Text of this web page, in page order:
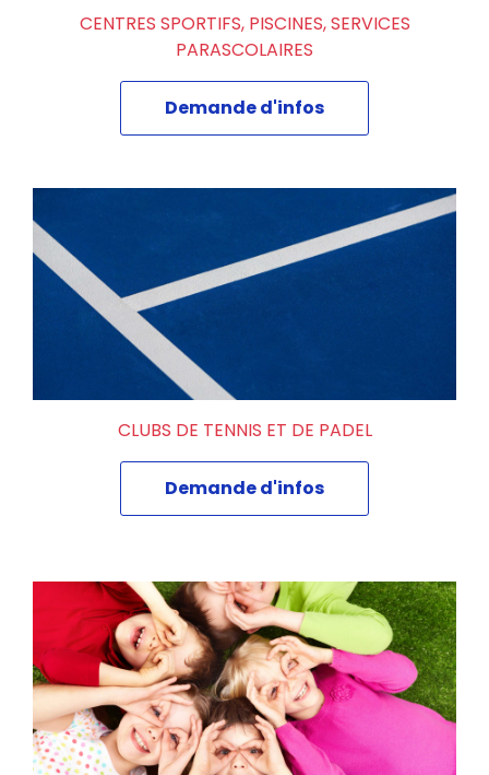
CENTRES SPORTIFS, PISCINES, SERVICES
PARASCOLAIRES
Demande d'infos
CLUBS DE TENNIS ET DE PADEL
Demande d'infos